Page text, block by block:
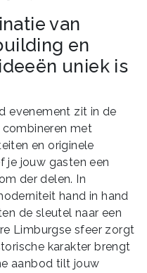
van
en
uniek is
evenement zit in de
met
en originele
je jouw gasten een
der delen. In
hand in hand
de sleutel naar een
Limburgse sfeer zorgt
karakter brengt
aanbod tilt jouw